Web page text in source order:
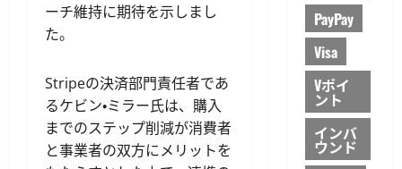
ーチ維持に期待を示しまし
た。
Stripeの決済部門責任者であ
るケビン・ミラー氏は、購入
までのステップ削減が消費者
と事業者の双方にメリットを
PayPay
Visa
Vポイ
ント
インバ
ウンド